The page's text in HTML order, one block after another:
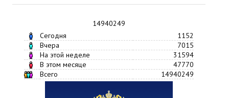
14940249
Сегодня
1152
Вчера
7015
На этой неделе
31594
В этом месяце
47770
Всего
14940249